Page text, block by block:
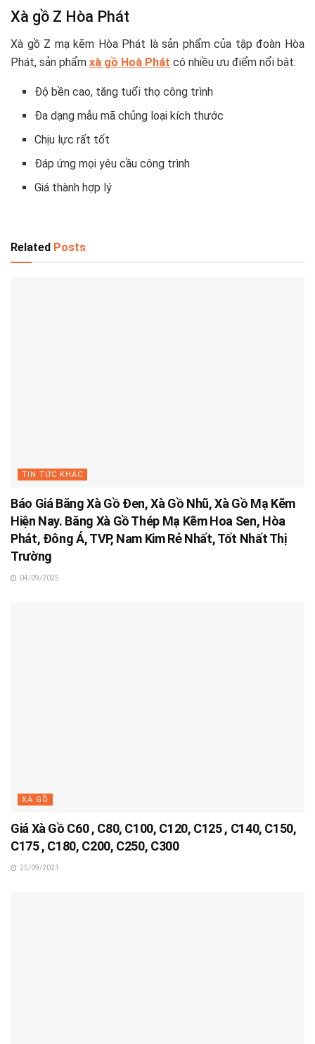
Xà gồ Z Hòa Phát
Xà gồ Z mạ kẽm Hòa Phát là sản phẩm của tập đoàn Hòa
Phát, sản phẩm xà gồ Hoà Phát có nhiều ưu điểm nổi bật:
Độ bền cao, tăng tuổi thọ công trình
Đa dạng mẫu mã chủng loại kích thước
Chịu lực rất tốt
Đáp ứng mọi yêu cầu công trình
Giá thành hợp lý
Related Posts
TIN TỨC KHÁC
Báo Giá Băng Xà Gồ Đen, Xà Gồ Nhũ, Xà Gồ Mạ Kẽm
Hiện Nay. Băng Xà Gồ Thép Mạ Kẽm Hoa Sen, Hòa
Phát, Đông Á, TVP, Nam Kim Rẻ Nhất, Tốt Nhất Thị
Trường
04/09/2025
XÀ GỒ
Giá Xà Gồ C60 , C80, C100, C120, C125 , C140, C150,
C175 , C180, C200, C250, C300
25/09/2021